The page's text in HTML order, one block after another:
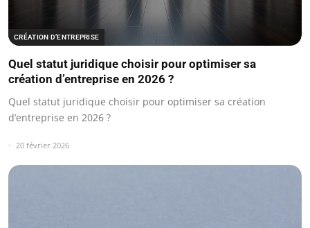
CRÉATION D’ENTREPRISE
Quel statut juridique choisir pour optimiser sa
création d’entreprise en 2026 ?
Quel statut juridique choisir pour optimiser sa création
d’entreprise en 2026 ?
20 février 2026